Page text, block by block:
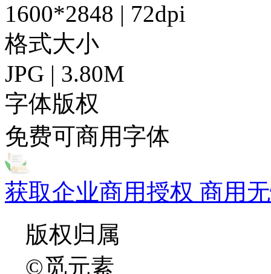
1600*2848 | 72dpi
格式大小
JPG | 3.80M
字体版权
免费可商用字体
获取企业商用授权 商用
版权归属
©觅元素